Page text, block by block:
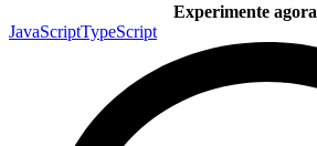
Experimente
JavaScriptTypeScript